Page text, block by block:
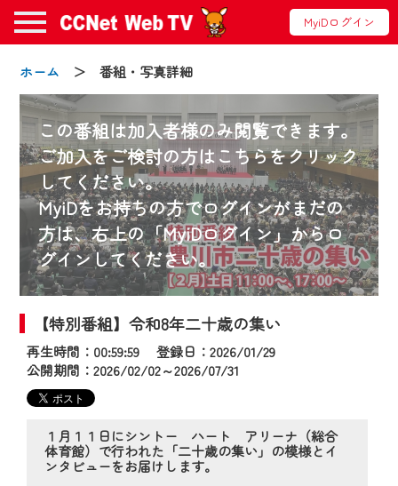
MyiDログイン
ホーム ＞ 番組・写真詳細
この番組は加入者様のみ閲覧できます。
ご加入をご検討の方はこちらをクリック
してください。
MyiDをお持ちの方でログインがまだの
方は、右上の「MyiDログイン」からロ
グインしてください。
【特別番組】令和8年二十歳の集い
再生時間：00:59:59 登録日：2026/01/29
公開期間：2026/02/02～2026/07/31
１月１１日にシントー ハート アリーナ（総合
体育館）で行われた「二十歳の集い」の模様とイ
ンタビューをお届けします。
お知らせ
2024/09/02
動画配信サービス『CCNet Web TV』は2024
年9月24日からリニューアルします！
【変更点】
◆デザイン変更により、お住まいの地域
の動画コンテンツが一目瞭然。
◆当社アプリやＰＣブラウザから、いつ
でも・どこでも・外出先でも！
CCNetサービスエリア20市町の地域情報